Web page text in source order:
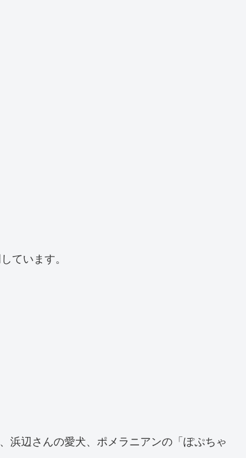
ています。
浜辺さんの愛犬、ポメラニアンの「ぽぷちゃ